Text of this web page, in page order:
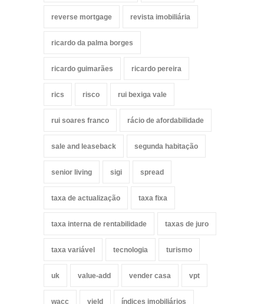
reverse mortgage revista imobiliária
ricardo da palma borges
ricardo guimarães ricardo pereira
rics risco rui bexiga vale
rui soares franco rácio de afordabilidade
sale and leaseback segunda habitação
senior living sigi spread
taxa de actualização taxa fixa
taxa interna de rentabilidade taxas de juro
taxa variável tecnologia turismo
uk value-add vender casa vpt
wacc yield índices imobiliários